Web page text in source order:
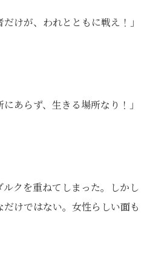
けが、われとともに戦え！」
あらず、生きる場所なり！」
クを重ねてしまった。しかし
けではない。女性らしい面も